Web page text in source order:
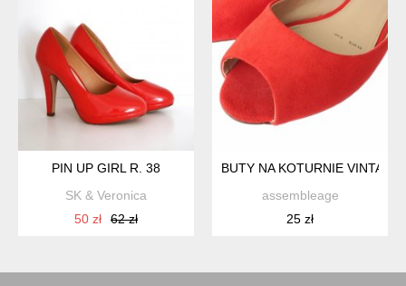
PIN UP GIRL R. 38
SK & Veronica
50 zł
62 zł
BUTY NA KOTURNIE
assembleage
25 zł